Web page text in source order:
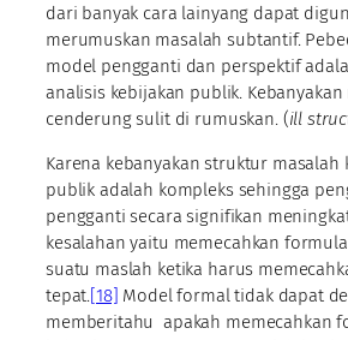
dari banyak cara lainyang dapat
merumuskan masalah subtantif.
model pengganti dan perspektif
analisis kebijakan publik.
cenderung sulit di rumuskan. (ill
Karena kebanyakan struktur masalah
publik adalah kompleks sehingga
pengganti secara signifikan
kesalahan yaitu memecahkan
suatu maslah ketika harus
tepat.[18] Model formal tidak dapat
memberitahu apakah memecahkan